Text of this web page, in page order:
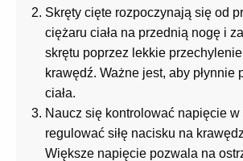
Skręty cięte rozpoczynają się od
ciężaru ciała na przednią nogę i
skrętu poprzez lekkie
krawędź. Ważne jest, aby płynnie
ciała.
Naucz się kontrolować napięcie
regulować siłę nacisku na
Większe napięcie pozwala na